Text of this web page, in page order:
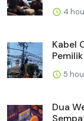
4
Kabel
5
Dua